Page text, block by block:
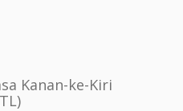
Kanan-ke-Kiri